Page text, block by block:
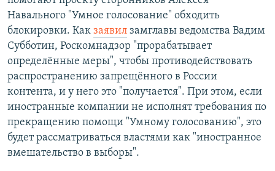
Навального "Умное голосование" обходить
блокировки. Как заявил замглавы ведомства Вадим
Субботин, Роскомнадзор "прорабатывает
определённые меры", чтобы противодействовать
распространению запрещённого в России
контента, и у него это "получается". При этом, если
иностранные компании не исполнят требования по
прекращению помощи "Умному голосованию", это
будет рассматриваться властями как "иностранное
вмешательство в выборы".